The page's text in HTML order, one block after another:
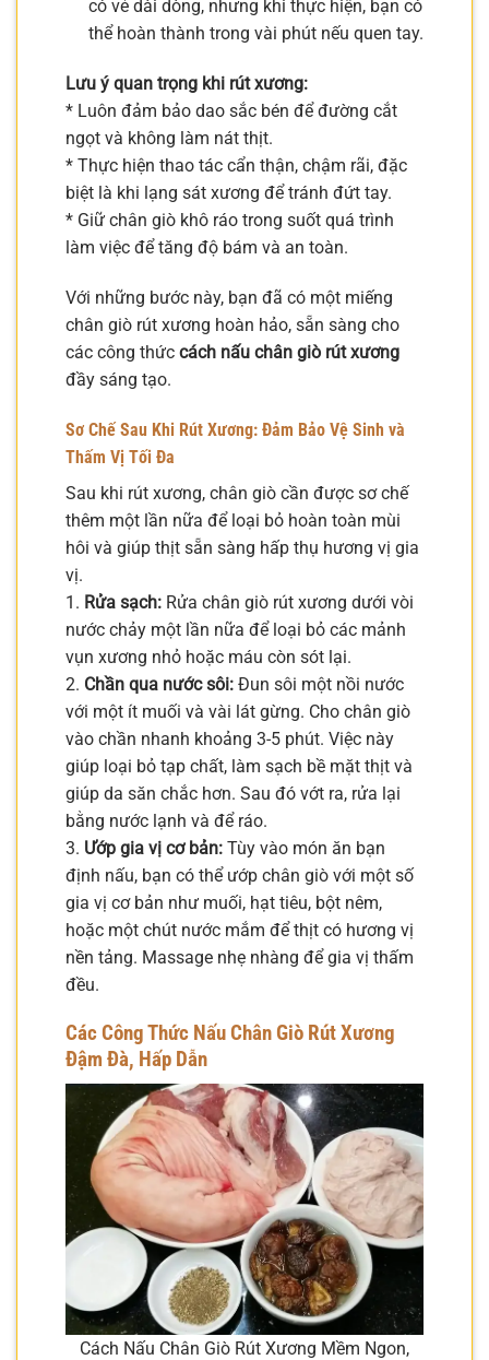
có vẻ dài dòng, nhưng khi thực hiện, bạn có
thể hoàn thành trong vài phút nếu quen tay.
Lưu ý quan trọng khi rút xương:
* Luôn đảm bảo dao sắc bén để đường cắt
ngọt và không làm nát thịt.
* Thực hiện thao tác cẩn thận, chậm rãi, đặc
biệt là khi lạng sát xương để tránh đứt tay.
* Giữ chân giò khô ráo trong suốt quá trình
làm việc để tăng độ bám và an toàn.
Với những bước này, bạn đã có một miếng
chân giò rút xương hoàn hảo, sẵn sàng cho
các công thức cách nấu chân giò rút xương
đầy sáng tạo.
Sơ Chế Sau Khi Rút Xương: Đảm Bảo Vệ Sinh và
Thấm Vị Tối Đa
Sau khi rút xương, chân giò cần được sơ chế
thêm một lần nữa để loại bỏ hoàn toàn mùi
hôi và giúp thịt sẵn sàng hấp thụ hương vị gia
vị.
1. Rửa sạch: Rửa chân giò rút xương dưới vòi
nước chảy một lần nữa để loại bỏ các mảnh
vụn xương nhỏ hoặc máu còn sót lại.
2. Chần qua nước sôi: Đun sôi một nồi nước
với một ít muối và vài lát gừng. Cho chân giò
vào chần nhanh khoảng 3-5 phút. Việc này
giúp loại bỏ tạp chất, làm sạch bề mặt thịt và
giúp da săn chắc hơn. Sau đó vớt ra, rửa lại
bằng nước lạnh và để ráo.
3. Ướp gia vị cơ bản: Tùy vào món ăn bạn
định nấu, bạn có thể ướp chân giò với một số
gia vị cơ bản như muối, hạt tiêu, bột nêm,
hoặc một chút nước mắm để thịt có hương vị
nền tảng. Massage nhẹ nhàng để gia vị thấm
đều.
Các Công Thức Nấu Chân Giò Rút Xương
Đậm Đà, Hấp Dẫn
Cách Nấu Chân Giò Rút Xương Mềm Ngon,